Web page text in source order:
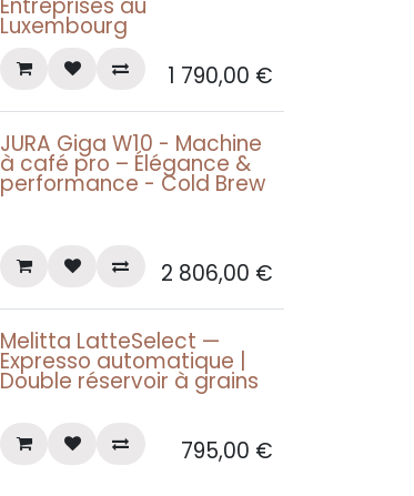
Entreprises au
Luxembourg
1 790,00 €
Leasing pro àpd 85€
JURA Giga W10 - Machine
à café pro – Élégance &
performance - Cold Brew
2 806,00 €
Melitta LatteSelect —
Expresso automatique |
Double réservoir à grains
795,00 €